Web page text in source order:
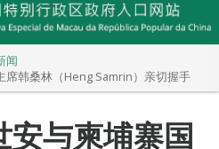
闻
席韩桑林（Heng Samrin）亲切握手
与柬埔寨国